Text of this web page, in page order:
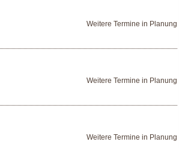
Weitere Termine in Planung
Weitere Termine in Planung
Weitere Termine in Planung